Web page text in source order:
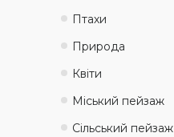
Птахи
Природа
Квіти
Міський пейзаж
Сільський пейзаж